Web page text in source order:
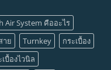
Air System คืออะไร
าย Turnkey
กระเบื้อง
เบื้องไวนิล